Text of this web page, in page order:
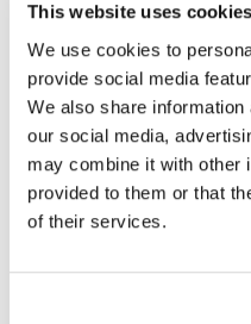
This website uses cookies
We use cookies to
provide social media
We also share
our social media,
may combine it with other
provided to them or that
of their services.